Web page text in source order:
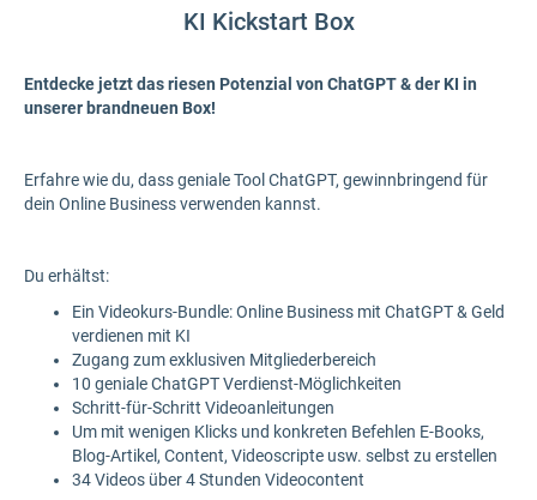
KI Kickstart Box
Entdecke jetzt das riesen Potenzial von ChatGPT & der KI in
unserer brandneuen Box!
Erfahre wie du, dass geniale Tool ChatGPT, gewinnbringend für
dein Online Business verwenden kannst.
Du erhältst:
Ein Videokurs-Bundle: Online Business mit ChatGPT & Geld
verdienen mit KI
Zugang zum exklusiven Mitgliederbereich
10 geniale ChatGPT Verdienst-Möglichkeiten
Schritt-für-Schritt Videoanleitungen
Um mit wenigen Klicks und konkreten Befehlen E-Books,
Blog-Artikel, Content, Videoscripte usw. selbst zu erstellen
34 Videos über 4 Stunden Videocontent